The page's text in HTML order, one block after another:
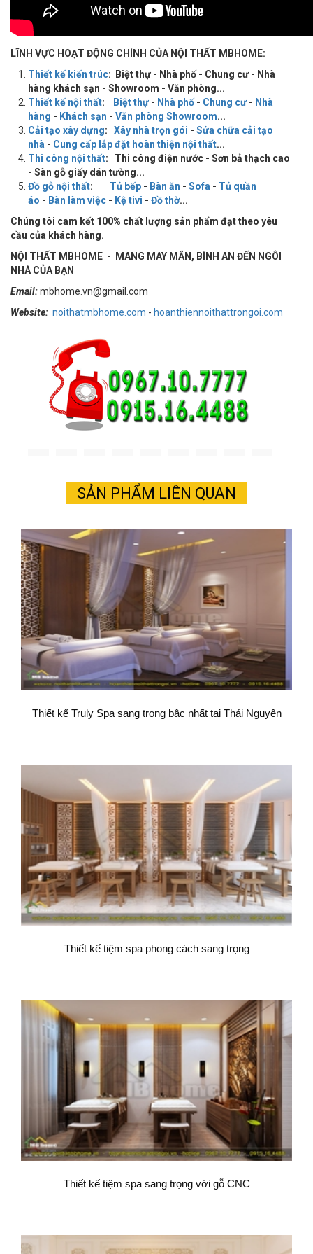
LĨNH VỰC HOẠT ĐỘNG CHÍNH CỦA NỘI THẤT MBHOME:
Thiết kế kiến trúc: Biệt thự - Nhà phố - Chung cư - Nhà
hàng khách sạn - Showroom - Văn phòng...
Thiết kế nội thất: Biệt thự - Nhà phố- Chung cư - Nhà
hàng - Khách sạn - Văn phòng Showroom...
Cải tạo xây dựng: Xây nhà trọn gói - Sửa chữa cải tạo
nhà - Cung cấp lắp đặt hoàn thiện nội thất...
Thi công nội thất: Thi công điện nước - Sơn bả thạch cao
- Sàn gỗ giấy dán tường...
Đồ gỗ nội thất: Tủ bếp - Bàn ăn - Sofa - Tủ quần
áo - Bàn làm việc - Kệ tivi - Đồ thờ...
Chúng tôi cam kết 100% chất lượng sản phẩm đạt theo yêu
cầu của khách hàng.
NỘI THẤT MBHOME - MANG MAY MẮN, BÌNH AN ĐẾN NGÔI
NHÀ CỦA BẠN
Email:mbhome.vn@gmail.com
Website: noithatmbhome.com - hoanthiennoithattrongoi.com
SẢN PHẨM LIÊN QUAN
Thiết kế Truly Spa sang trọng bậc nhất tại Thái Nguyên
Thiết kế tiệm spa phong cách sang trọng
Thiết kế tiệm spa sang trọng với gỗ CNC